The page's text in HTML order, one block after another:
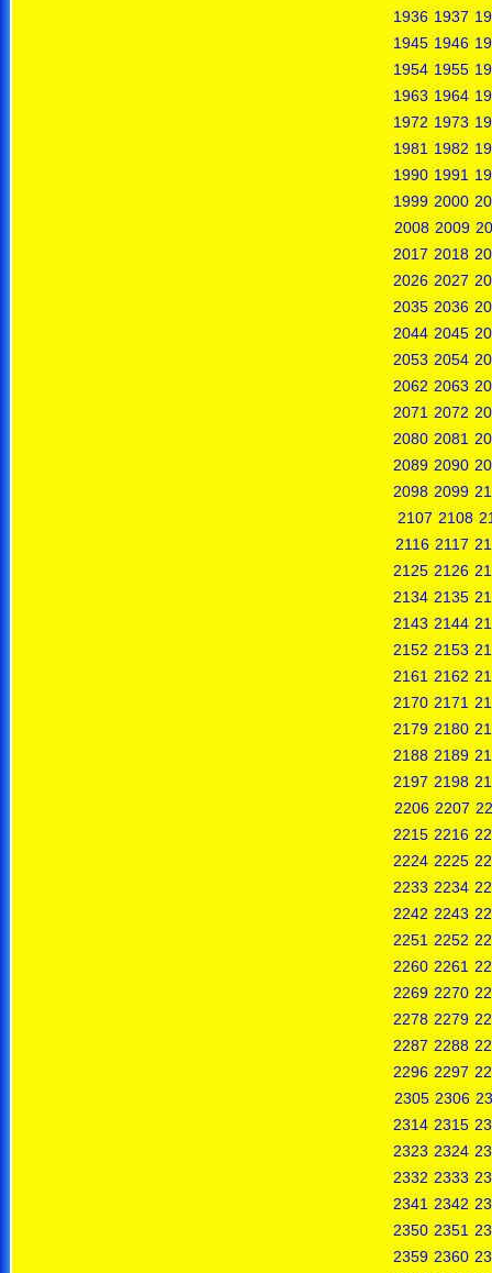
1936 1937
1945 1946
1954 1955
1963 1964
1972 1973
1981 1982
1990 1991
1999 2000
2008 2009
2017 2018
2026 2027
2035 2036
2044 2045
2053 2054
2062 2063
2071 2072
2080 2081
2089 2090
2098 2099
2107 2108
2116 2117
2125 2126
2134 2135
2143 2144
2152 2153
2161 2162
2170 2171
2179 2180
2188 2189
2197 2198
2206 2207
2215 2216
2224 2225
2233 2234
2242 2243
2251 2252
2260 2261
2269 2270
2278 2279
2287 2288
2296 2297
2305 2306
2314 2315
2323 2324
2332 2333
2341 2342
2350 2351
2359 2360